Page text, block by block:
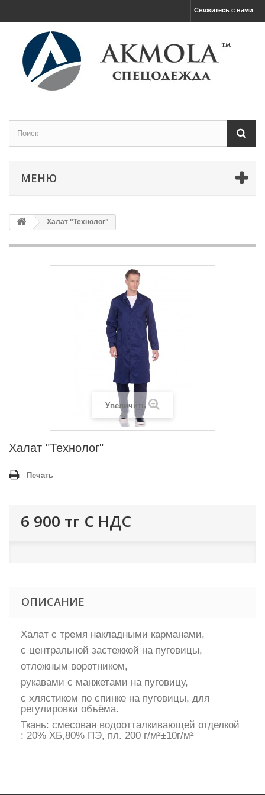
Свяжитесь с нами
МЕНЮ
Халат "Технолог"
Увеличить
Халат "Технолог"
Печать
6 900 тг С НДС
ОПИСАНИЕ
Халат с тремя накладными карманами,
с центральной застежкой на пуговицы,
отложным воротником,
рукавами с манжетами на пуговицу,
с хлястиком по спинке на пуговицы, для
регулировки объёма.
Ткань: смесовая водоотталкивающей отделкой
: 20% ХБ,80% ПЭ, пл. 200 г/м²±10г/м²